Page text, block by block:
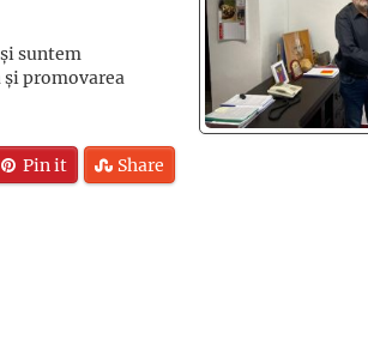
suntem
promovarea
Pin it Share